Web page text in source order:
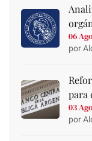
06
por
para
03
por